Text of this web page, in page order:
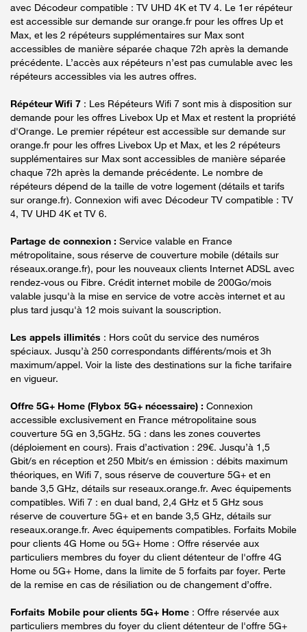
avec Décodeur compatible : TV UHD 4K et TV 4. Le 1er répéteur
est accessible sur demande sur orange.fr pour les offres Up et
Max, et les 2 répéteurs supplémentaires sur Max sont
accessibles de manière séparée chaque 72h après la demande
précédente. L’accès aux répéteurs n’est pas cumulable avec les
répéteurs accessibles via les autres offres.
Répéteur Wifi 7 : Les Répéteurs Wifi 7 sont mis à disposition sur
demande pour les offres Livebox Up et Max et restent la propriété
d'Orange. Le premier répéteur est accessible sur demande sur
orange.fr pour les offres Livebox Up et Max, et les 2 répéteurs
supplémentaires sur Max sont accessibles de manière séparée
chaque 72h après la demande précédente. Le nombre de
répéteurs dépend de la taille de votre logement (détails et tarifs
sur orange.fr). Connexion wifi avec Décodeur TV compatible : TV
4, TV UHD 4K et TV 6.
Partage de connexion : Service valable en France
métropolitaine, sous réserve de couverture mobile (détails sur
réseaux.orange.fr), pour les nouveaux clients Internet ADSL avec
rendez-vous ou Fibre. Crédit internet mobile de 200Go/mois
valable jusqu'à la mise en service de votre accès internet et au
plus tard jusqu'à 12 mois suivant la souscription.
Les appels illimités : Hors coût du service des numéros
spéciaux. Jusqu’à 250 correspondants différents/mois et 3h
maximum/appel. Voir la liste des destinations sur la fiche tarifaire
en vigueur.
Offre 5G+ Home (Flybox 5G+ nécessaire) : Connexion
accessible exclusivement en France métropolitaine sous
couverture 5G en 3,5GHz. 5G : dans les zones couvertes
(déploiement en cours). Frais d’activation : 29€. Jusqu’à 1,5
Gbit/s en réception et 250 Mbit/s en émission : débits maximum
théoriques, en Wifi 7, sous réserve de couverture 5G+ et en
bande 3,5 GHz, détails sur reseaux.orange.fr. Avec équipements
compatibles. Wifi 7 : en dual band, 2,4 GHz et 5 GHz sous
réserve de couverture 5G+ et en bande 3,5 GHz, détails sur
reseaux.orange.fr. Avec équipements compatibles. Forfaits Mobile
pour clients 4G Home ou 5G+ Home : Offre réservée aux
particuliers membres du foyer du client détenteur de l'offre 4G
Home ou 5G+ Home, dans la limite de 5 forfaits par foyer. Perte
de la remise en cas de résiliation ou de changement d’offre.
Forfaits Mobile pour clients 5G+ Home : Offre réservée aux
particuliers membres du foyer du client détenteur de l'offre 5G+